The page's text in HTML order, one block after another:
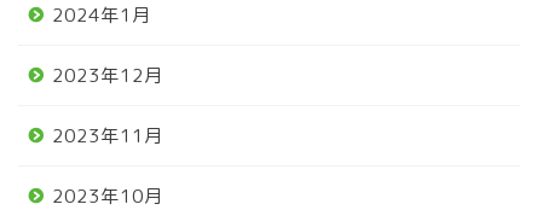
2024年1月
2023年12月
2023年11月
2023年10月